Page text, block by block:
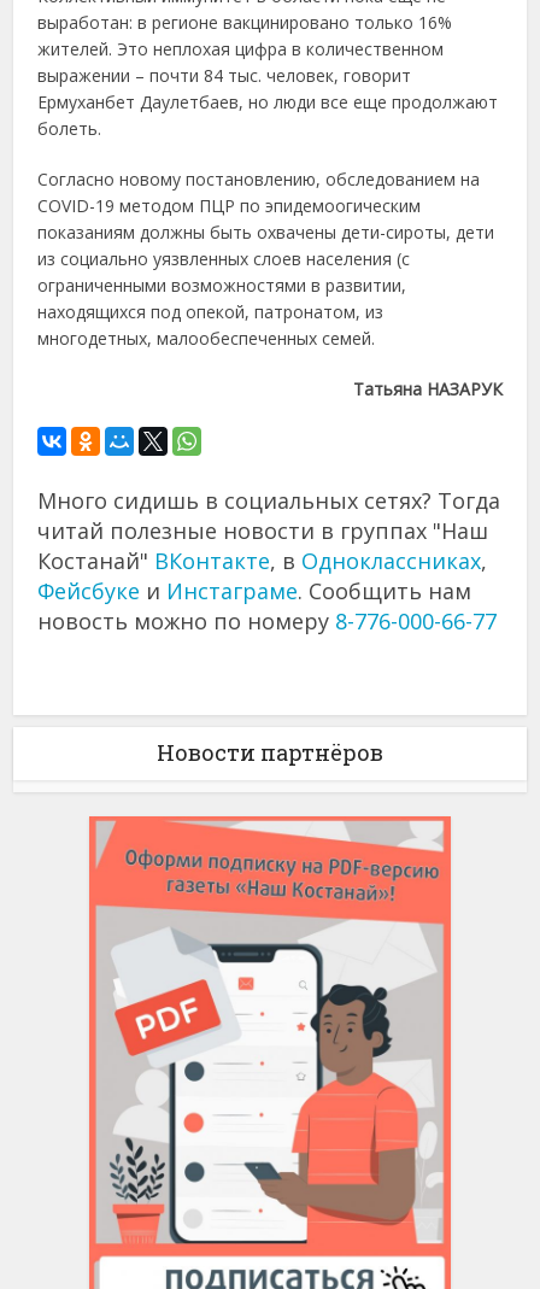
выработан: в регионе вакцинировано только 16%
жителей. Это неплохая цифра в количественном
выражении – почти 84 тыс. человек, говорит
Ермуханбет Даулетбаев, но люди все еще продолжают
болеть.
Согласно новому постановлению, обследованием на
COVID-19 методом ПЦР по эпидемоогическим
показаниям должны быть охвачены дети-сироты, дети
из социально уязвленных слоев населения (с
ограниченными возможностями в развитии,
находящихся под опекой, патронатом, из
многодетных, малообеспеченных семей.
Татьяна НАЗАРУК
Много сидишь в социальных сетях? Тогда
читай полезные новости в группах "Наш
Костанай" ВКонтакте, в Одноклассниках,
Фейсбуке и Инстаграме. Сообщить нам
новость можно по номеру 8-776-000-66-77
Новости партнёров